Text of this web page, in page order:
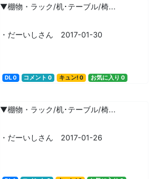
▼棚物・ラック/机･テーブル/椅...
・だーいしさん 2017-01-30
DL 0 コメント 0 キュン! 0 お気に入り 0
▼棚物・ラック/机･テーブル/椅...
・だーいしさん 2017-01-26